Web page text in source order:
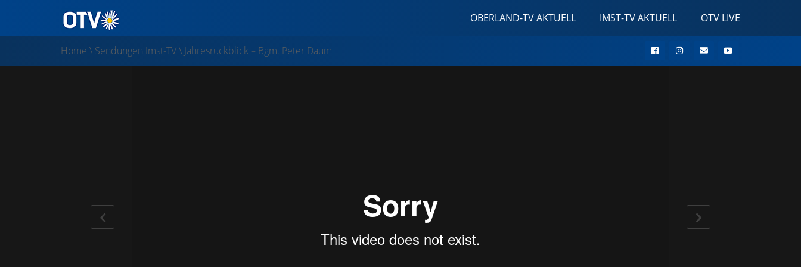
OBERLAND-TV AKTUELL IMST-TV AKTUELL OTV LIVE
Home \ Sendungen Imst-TV\ Jahresrückblick – Bgm. Peter Daum